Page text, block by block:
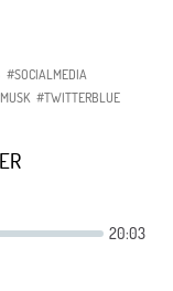
#SOCIALMEDIA
#TWITTERBLUE